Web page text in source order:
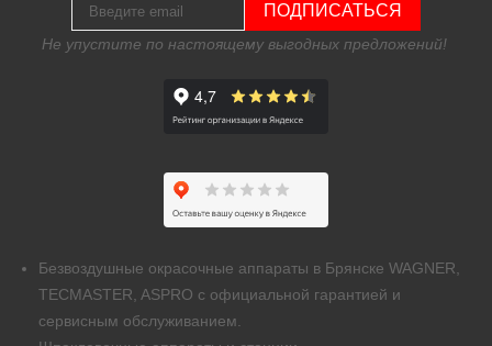
ПОДПИСАТЬСЯ
Не упустите по настоящему выгодных предложений!
Безвоздушные окрасочные аппараты в Брянске WAGNER,
TECMASTER, ASPRO с официальной гарантией и
сервисным обслуживанием.